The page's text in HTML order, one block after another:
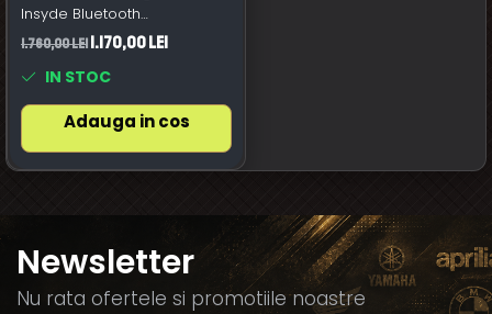
Insyde Bluetooth
Communication System
Single Pack from
1.760,00 Lei1.170,00 Lei
IN STOC
Adauga in cos
Newsletter
Nu rata ofertele si promotiile noastre